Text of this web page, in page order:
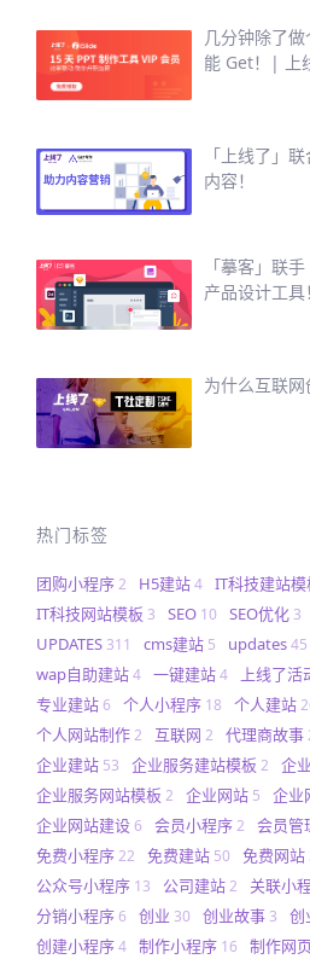
几分钟除了
能 Get！| 上
「上线了」
内容！
「摹客」联
产品设计工具！
为什么互联网
热门标签
团购小程序2 H5建站4 IT科技建站模
IT科技网站模板 3 SEO 10 SEO优化 3
UPDATES 311 cms建站 5 updates45
wap自助建站4 一键建站4 上线了活
专业建站6 个人小程序 18 个人建站
个人网站制作2 互联网 2 代理商故事
企业建站 53 企业服务建站模板 2 企
企业服务网站模板 2 企业网站 5 企业
企业网站建设6 会员小程序2 会员管
免费小程序22 免费建站 50 免费网站
公众号小程序 13 公司建站2 关联小
分销小程序6 创业 30 创业故事 3 创
创建小程序4 制作小程序 16 制作网页